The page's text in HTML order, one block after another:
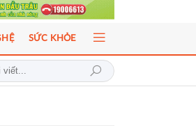
1.000 căn nhà tại dự án Aqua City đang thế
SỨC KHỎE